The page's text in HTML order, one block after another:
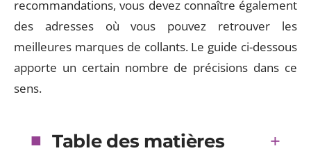
recommandations, vous devez connaître également
des adresses où vous pouvez retrouver les
meilleures marques de collants. Le guide ci-dessous
apporte un certain nombre de précisions dans ce
sens.
Table des matières